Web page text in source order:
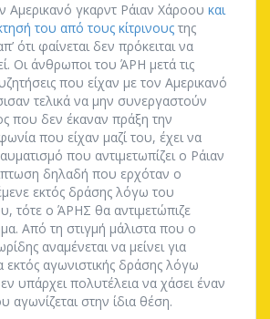
γκαρντ Ράιαν Χάροου και
του από τους κίτρινους της
ότι φαίνεται δεν πρόκειται να
Οι άνθρωποι του ΆΡΗ μετά τις
που είχαν με τον Αμερικανό
τελικά να μην συνεργαστούν
που δεν έκαναν πράξη την
που είχαν μαζί του, έχει να
που αντιμετωπίζει ο Ράιαν
δηλαδή που ερχόταν ο
εκτός δράσης λόγω του
τότε ο ΆΡΗΣ θα αντιμετώπιζε
Από τη στιγμή μάλιστα που ο
αναμένεται να μείνει για
εκτός αγωνιστικής δράσης λόγω
υπάρχει πολυτέλεια να χάσει έναν
αγωνίζεται στην ίδια θέση.